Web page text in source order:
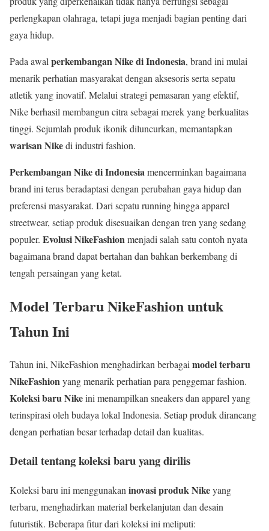
perlengkapan olahraga, tetapi juga menjadi bagian penting dari
gaya hidup.
Pada awal perkembangan Nike di Indonesia, brand ini mulai
menarik perhatian masyarakat dengan aksesoris serta sepatu
atletik yang inovatif. Melalui strategi pemasaran yang efektif,
Nike berhasil membangun citra sebagai merek yang berkualitas
tinggi. Sejumlah produk ikonik diluncurkan, memantapkan
warisan Nikedi industri fashion.
Perkembangan Nike di Indonesiamencerminkan bagaimana
brand ini terus beradaptasi dengan perubahan gaya hidup dan
preferensi masyarakat. Dari sepatu running hingga apparel
streetwear, setiap produk disesuaikan dengan tren yang sedang
populer. Evolusi NikeFashionmenjadi salah satu contoh nyata
bagaimana brand dapat bertahan dan bahkan berkembang di
tengah persaingan yang ketat.
Model Terbaru NikeFashion untuk
Tahun Ini
Tahun ini, NikeFashion menghadirkan berbagai model terbaru
NikeFashionyang menarik perhatian para penggemar fashion.
Koleksi baru Nikeini menampilkan sneakers dan apparel yang
terinspirasi oleh budaya lokal Indonesia. Setiap produk dirancang
dengan perhatian besar terhadap detail dan kualitas.
Detail tentang koleksi baru yang dirilis
Koleksi baru ini menggunakan inovasi produk Nikeyang
terbaru, menghadirkan material berkelanjutan dan desain
futuristik. Beberapa fitur dari koleksi ini meliputi: